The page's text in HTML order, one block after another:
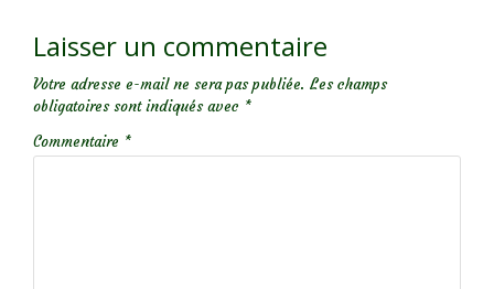
Laisser un commentaire
Votre adresse e-mail ne sera pas publiée. Les champs
obligatoires sont indiqués avec *
Commentaire *